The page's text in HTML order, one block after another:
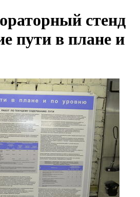
стенд
пути в плане и